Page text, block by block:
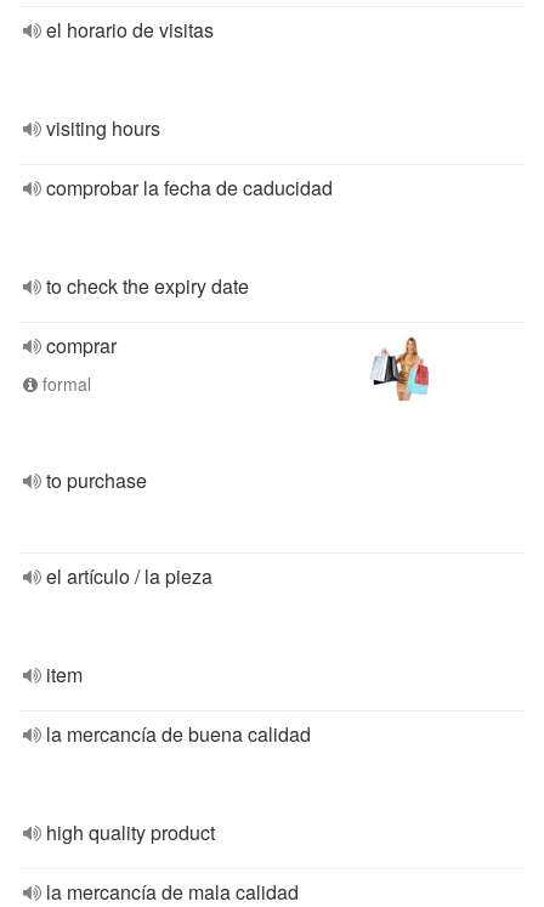
el horario de visitas
visiting hours
comprobar la fecha de caducidad
to check the expiry date
comprar
formal
to purchase
el artículo / la pieza
item
la mercancía de buena calidad
high quality product
la mercancía de mala calidad